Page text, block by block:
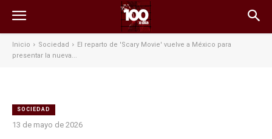
Inicio Sociedad
El reparto de 'Scary Movie' vuelve a México para
presentar la nueva...
SOCIEDAD
13 de mayo de 2026